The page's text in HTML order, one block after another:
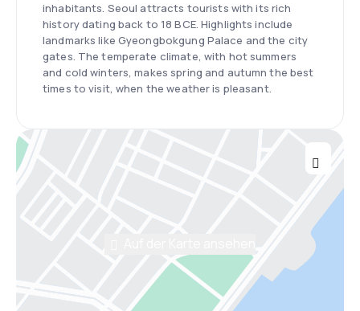
inhabitants. Seoul attracts tourists with its rich
history dating back to 18 BCE. Highlights include
landmarks like Gyeongbokgung Palace and the city
gates. The temperate climate, with hot summers
and cold winters, makes spring and autumn the best
times to visit, when the weather is pleasant.